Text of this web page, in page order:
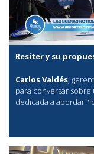
Resiter y su
Carlos Valdés,
para conversar sobre
dedicada a abordar